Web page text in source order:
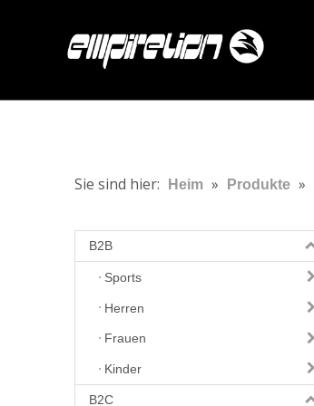
Sie sind hier: Heim » Produkte »
B2B
Sports
Herren
Frauen
Kinder
B2C